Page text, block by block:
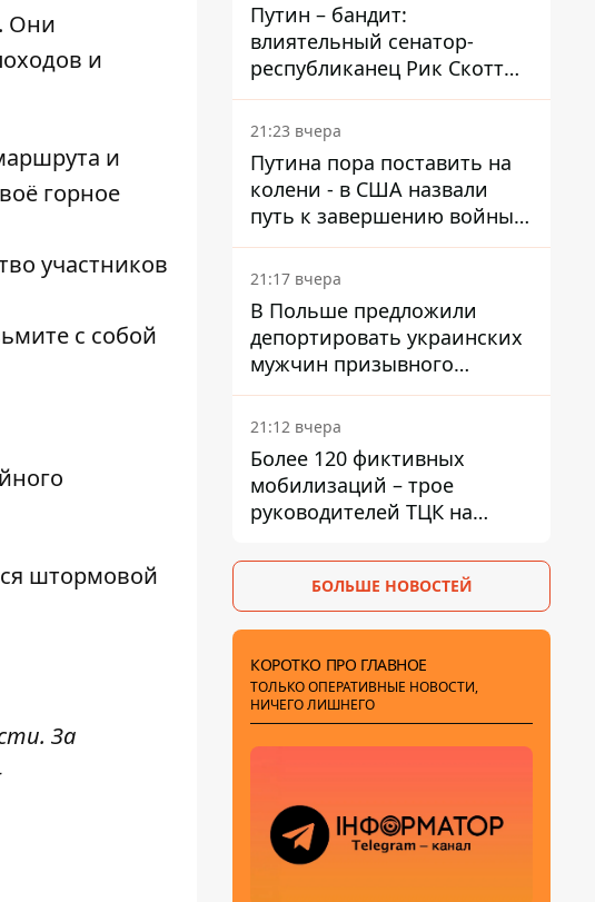
Они
и
и
горное
участников
с собой
штормовой
За
Путин – бандит:
влиятельный сенатор-
республиканец Рик Скотт
призвал Конгресс привлечь
РФ к ответственности за
войну в Украине
21:23 вчера
Путина пора поставить на
колени - в США назвали
путь к завершению войны -
National Security Journal
21:17 вчера
В Польше предложили
депортировать украинских
мужчин призывного
возраста - кого это может
затронуть
21:12 вчера
Более 120 фиктивных
мобилизаций – трое
руководителей ТЦК на
получили подозрения за
фейковые отчеты
БОЛЬШЕ НОВОСТЕЙ
КОРОТКО ПРО ГЛАВНОЕ
ТОЛЬКО ОПЕРАТИВНЫЕ НОВОСТИ,
НИЧЕГО ЛИШНЕГО